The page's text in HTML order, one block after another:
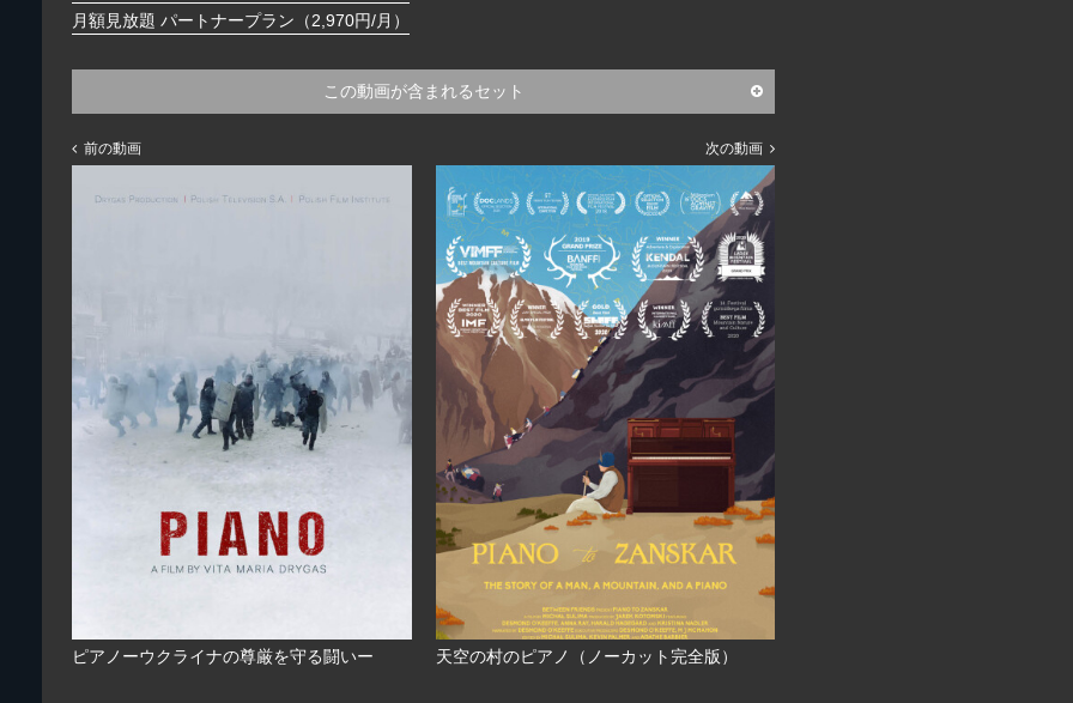
月額見放題 パートナープラン（2,970円/月）
この動画が含まれるセット
前の動画
ピアノーウクライナの尊厳を守る闘いー
次の動画
天空の村のピアノ（ノーカット完全版）